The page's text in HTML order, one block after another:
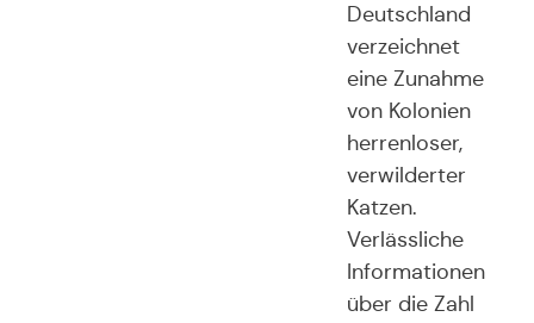
Deutschland
verzeichnet
eine Zunahme
von Kolonien
herrenloser,
verwilderter
Katzen.
Verlässliche
Informationen
über die Zahl